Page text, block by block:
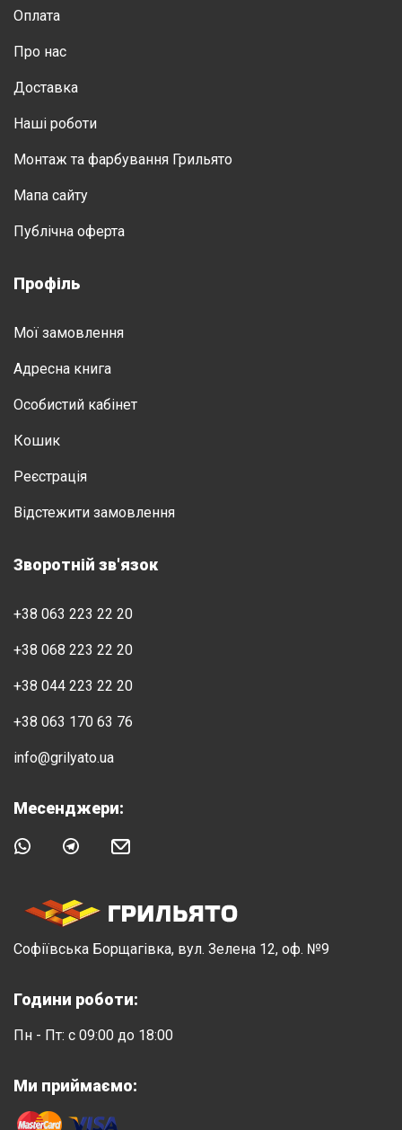
Оплата
Про нас
Доставка
Нашi роботи
Монтаж та фарбування Грильято
Мапа сайту
Публічна оферта
Профіль
Мої замовлення
Адресна книга
Особистий кабінет
Кошик
Реєстрація
Відстежити замовлення
Зворотній зв'язок
+38 063 223 22 20
+38 068 223 22 20
+38 044 223 22 20
+38 063 170 63 76
info@grilyato.ua
Месенджери:
Софіївська Борщагівка, вул. Зелена 12, оф. №9
Години роботи:
Пн - Пт: с 09:00 до 18:00
Ми приймаємо: